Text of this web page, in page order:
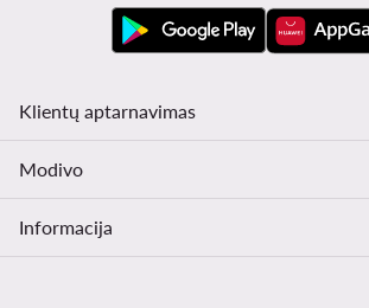
Klientų aptarnavimas
Modivo
Informacija